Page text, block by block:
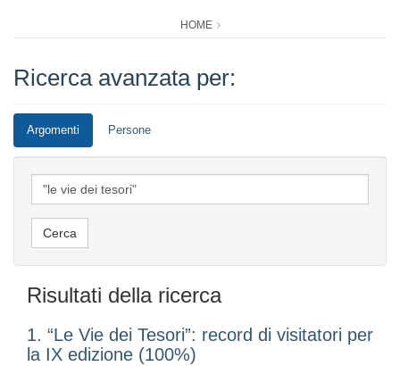
HOME
Ricerca avanzata per:
Argomenti Persone
Risultati della ricerca
1. “Le Vie dei Tesori”: record di visitatori per
la IX edizione (100%)